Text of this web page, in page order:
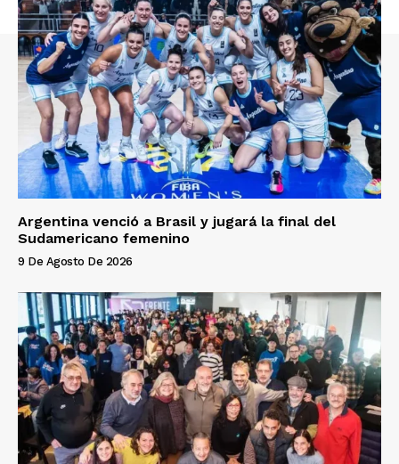
Argentina venció a Brasil y jugará la final del
Sudamericano femenino
9 De Agosto De 2026